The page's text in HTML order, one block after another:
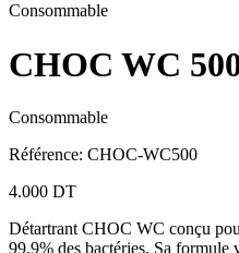
Consommable
CHOC WC
Consommable
Référence: CHOC-WC500
4.000 DT
Détartrant CHOC WC conçu
99,9% des bactéries. Sa formule